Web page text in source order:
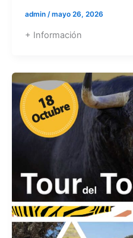
admin /mayo 26, 2026
+ Información